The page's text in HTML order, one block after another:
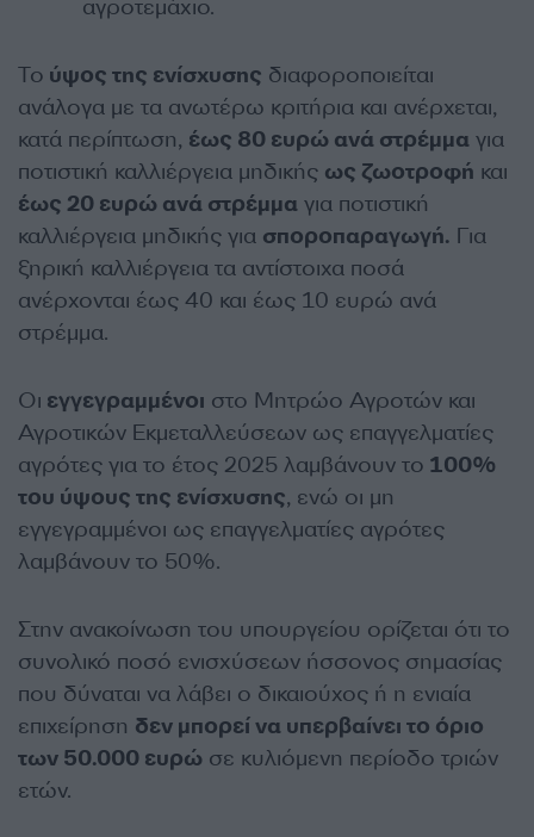
αγροτεμάχιο.
Το ύψος της ενίσχυσης διαφοροποιείται
ανάλογα με τα ανωτέρω κριτήρια και ανέρχεται,
κατά περίπτωση, έως 80 ευρώ ανά στρέμμα για
ποτιστική καλλιέργεια μηδικής ως ζωοτροφή και
έως 20 ευρώ ανά στρέμμα για ποτιστική
καλλιέργεια μηδικής για σποροπαραγωγή. Για
ξηρική καλλιέργεια τα αντίστοιχα ποσά
ανέρχονται έως 40 και έως 10 ευρώ ανά
στρέμμα.
Οι εγγεγραμμένοι στο Μητρώο Αγροτών και
Αγροτικών Εκμεταλλεύσεων ως επαγγελματίες
αγρότες για το έτος 2025 λαμβάνουν το 100%
του ύψους της ενίσχυσης, ενώ οι μη
εγγεγραμμένοι ως επαγγελματίες αγρότες
λαμβάνουν το 50%.
Στην ανακοίνωση του υπουργείου ορίζεται ότι το
συνολικό ποσό ενισχύσεων ήσσονος σημασίας
που δύναται να λάβει ο δικαιούχος ή η ενιαία
επιχείρηση δεν μπορεί να υπερβαίνει το όριο
των 50.000 ευρώ σε κυλιόμενη περίοδο τριών
ετών.